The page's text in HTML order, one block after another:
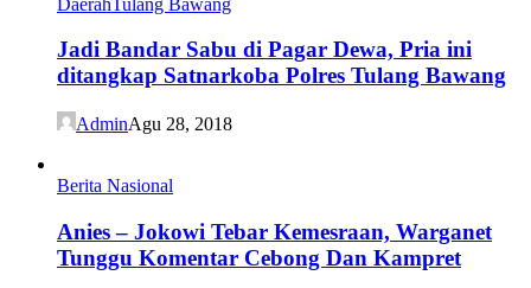
Jadi Bandar Sabu di Pagar Dewa, Pria ini
ditangkap Satnarkoba Polres Tulang Bawang
AdminAgu 28, 2018
Berita Nasional
Anies – Jokowi Tebar Kemesraan, Warganet
Tunggu Komentar Cebong Dan Kampret